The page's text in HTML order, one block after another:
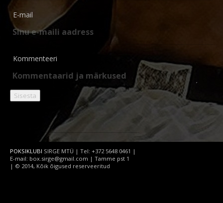
E-mail
Kommenteeri
POKSIKLUBI SIRGE MTÜ | Tel: +372 5648 0461 |
E-mail: box.sirge@gmail.com | Tamme pst 1
| © 2014, Kõik õigused reserveeritud